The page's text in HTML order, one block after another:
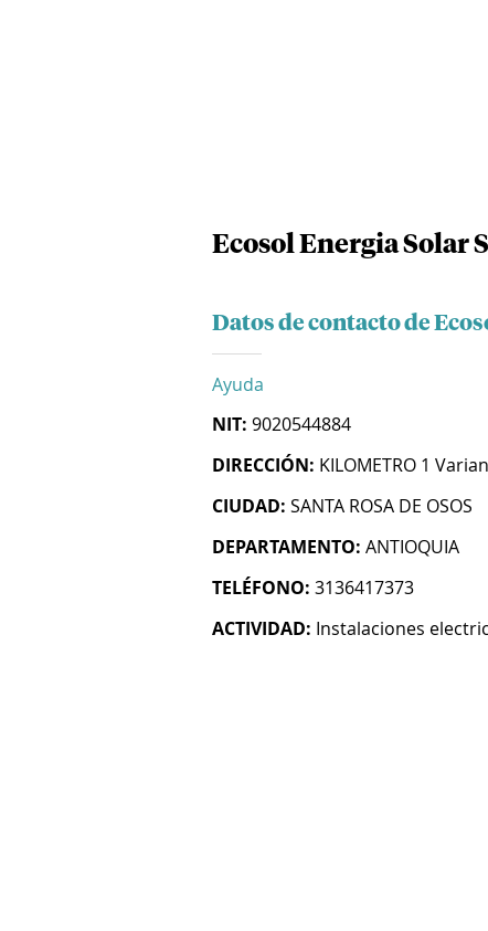
Ecosol Energia Solar S
Datos de contacto de
Ayuda
NIT: 9020544884
DIRECCIÓN: KILOMETRO 1
CIUDAD: SANTA ROSA DE OSOS
DEPARTAMENTO: ANTIOQUIA
TELÉFONO: 3136417373
ACTIVIDAD: Instalaciones